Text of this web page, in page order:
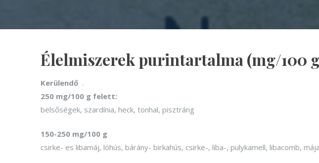
Élelmiszerek purintartalma (mg/100
Kerülendő .
250 mg/100 g felett:
belsőségek, szardínia, heck, tonhal, pisztráng
150-250 mg/100 g
csirke- es libamáj, lóhús, bárány- birkahús, csirke-, liba-, pulykamell, libacomb,